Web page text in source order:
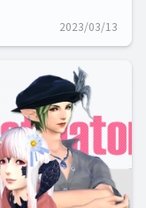
2023/03/13